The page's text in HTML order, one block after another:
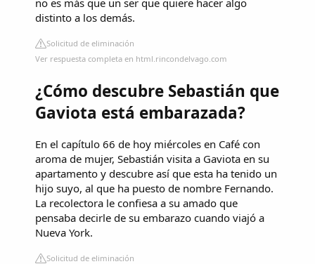
no es más que un ser que quiere hacer algo
distinto a los demás.
Solicitud de eliminación
Ver respuesta completa en html.rincondelvago.com
¿Cómo descubre Sebastián que
Gaviota está embarazada?
En el capítulo 66 de hoy miércoles en Café con
aroma de mujer, Sebastián visita a Gaviota en su
apartamento y descubre así que esta ha tenido un
hijo suyo, al que ha puesto de nombre Fernando.
La recolectora le confiesa a su amado que
pensaba decirle de su embarazo cuando viajó a
Nueva York.
Solicitud de eliminación